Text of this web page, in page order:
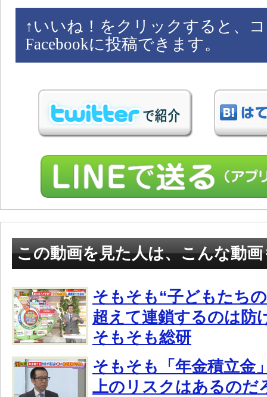
↑ いいね！をクリックすると、
Facebookに投稿できます。
この動画を見た人は、こんな動
そもそも“子どもたち
超えて連鎖するのは防
そもそも総研
そもそも「年金積立金
上のリスクはあるのだ